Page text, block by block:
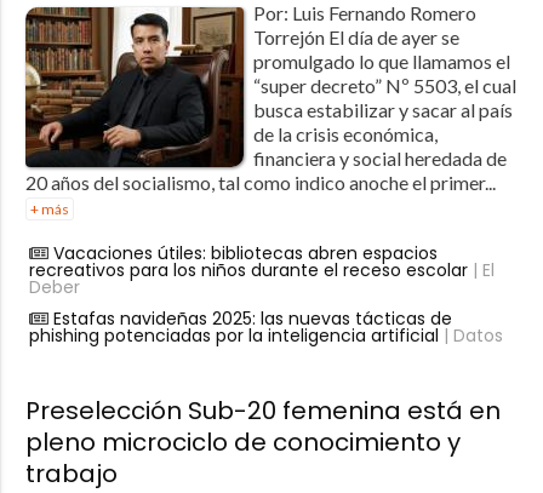
Por: Luis Fernando Romero
Torrejón El día de ayer se
promulgado lo que llamamos el
“super decreto” Nº 5503, el cual
busca estabilizar y sacar al país
de la crisis económica,
financiera y social heredada de
20 años del socialismo, tal como indico anoche el primer...
+ más
Vacaciones útiles: bibliotecas abren espacios
recreativos para los niños durante el receso escolar| El
Deber
Estafas navideñas 2025: las nuevas tácticas de
phishing potenciadas por la inteligencia artificial | Datos
Preselección Sub-20 femenina está en
pleno microciclo de conocimiento y
trabajo